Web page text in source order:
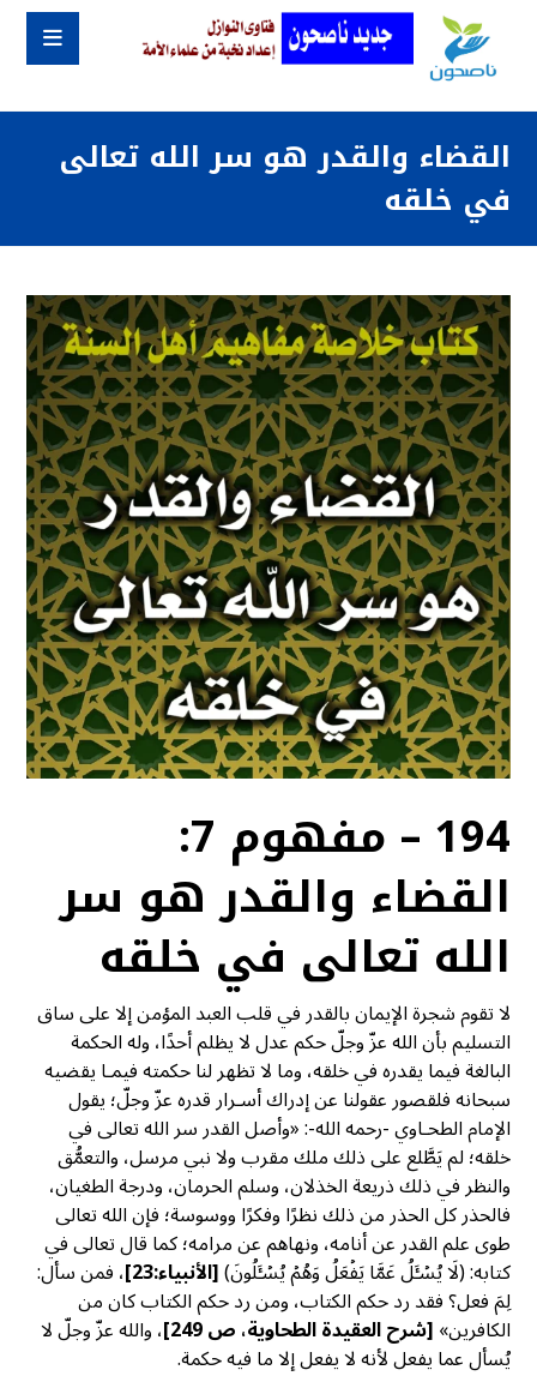
القضاء والقدر هو سر الله تعالى
في خلقه
194 – مفهوم 7:
القضاء والقدر هو سر
الله تعالى في خلقه
لا تقوم شجرة الإيمان بالقدر في قلب العبد المؤمن إلا على ساق
التسليم بأن الله عزّ وجلّ حكم عدل لا يظلم أحدًا، وله الحكمة
البالغة فيما يقدره في خلقه، وما لا تظهر لنا حكمته فيمـا يقضيه
سبحانه فلقصور عقولنا عن إدراك أسـرار قدره عزّ وجلّ؛ يقول
الإمام الطحـاوي -رحمه الله-: «وأصل القدر سر الله تعالى في
خلقه؛ لم يَطَّلع على ذلك ملك مقرب ولا نبي مرسل، والتعمُّق
والنظر في ذلك ذريعة الخذلان، وسلم الحرمان، ودرجة الطغيان،
فالحذر كل الحذر من ذلك نظرًا وفكرًا ووسوسة؛ فإن الله تعالى
طوى علم القدر عن أنامه، ونهاهم عن مرامه؛ كما قال تعالى في
كتابه: (لَا يُسۡـَٔلُ عَمَّا يَفۡعَلُ وَهُمۡ يُسۡـَٔلُونَ)[الأنبياء:23] ، فمن سأل:
لِمَ فعل؟ فقد رد حكم الكتاب، ومن رد حكم الكتاب كان من
الكافرين»[شرح العقيدة الطحاوية، ص 249] ، والله عزّ وجلّ لا
يُسأل عما يفعل لأنه لا يفعل إلا ما فيه حكمة.